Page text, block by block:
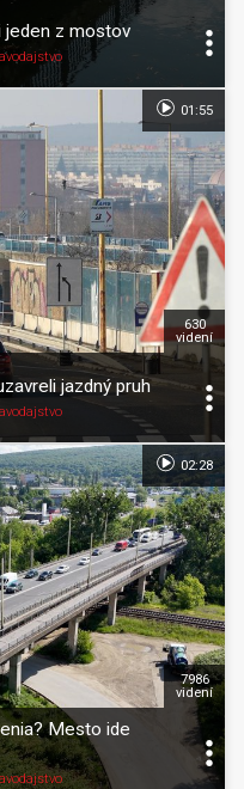
jeden z mostov
jazdný pruh
630
videní
01:55
Mesto ide
7986
videní
02:28